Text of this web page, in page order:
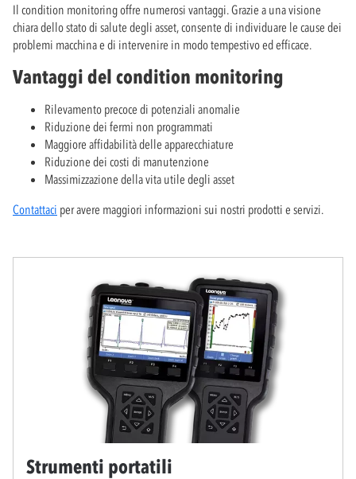
Il condition monitoring offre numerosi vantaggi. Grazie a una visione
chiara dello stato di salute degli asset, consente di individuare le cause dei
problemi macchina e di intervenire in modo tempestivo ed efficace.
Vantaggi del condition monitoring
Rilevamento precoce di potenziali anomalie
Riduzione dei fermi non programmati
Maggiore affidabilità delle apparecchiature
Riduzione dei costi di manutenzione
Massimizzazione della vita utile degli asset
Contattaci per avere maggiori informazioni sui nostri prodotti e servizi.
Strumenti portatili